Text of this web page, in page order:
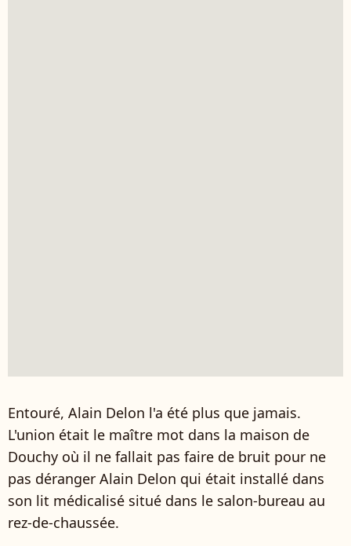
Entouré, Alain Delon l'a été plus que jamais.
L'union était le maître mot dans la maison de
Douchy où il ne fallait pas faire de bruit pour ne
pas déranger Alain Delon qui était installé dans
son lit médicalisé situé dans le salon-bureau au
rez-de-chaussée.